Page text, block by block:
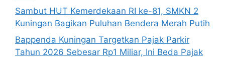
Sambut HUT Kemerdekaan RI ke-81, SMKN 2
Kuningan Bagikan Puluhan Bendera Merah Putih
Bappenda Kuningan Targetkan Pajak Parkir
Tahun 2026 Sebesar Rp1 Miliar, Ini Beda Pajak